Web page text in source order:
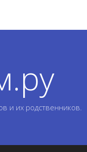
и их родственников.